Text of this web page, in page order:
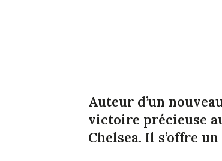
Auteur d’un
victoire précieuse
Chelsea. Il s’offre